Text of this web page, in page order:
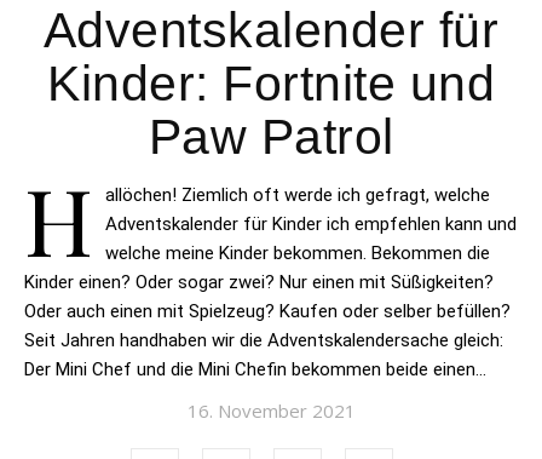
Adventskalender für
Kinder: Fortnite und
Paw Patrol
H
allöchen! Ziemlich oft werde ich gefragt, welche
Adventskalender für Kinder ich empfehlen kann und
welche meine Kinder bekommen. Bekommen die
Kinder einen? Oder sogar zwei? Nur einen mit Süßigkeiten?
Oder auch einen mit Spielzeug? Kaufen oder selber befüllen?
Seit Jahren handhaben wir die Adventskalendersache gleich:
Der Mini Chef und die Mini Chefin bekommen beide einen…
16. November 2021